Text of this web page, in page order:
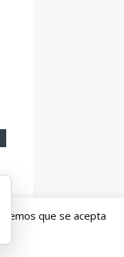
que se acepta